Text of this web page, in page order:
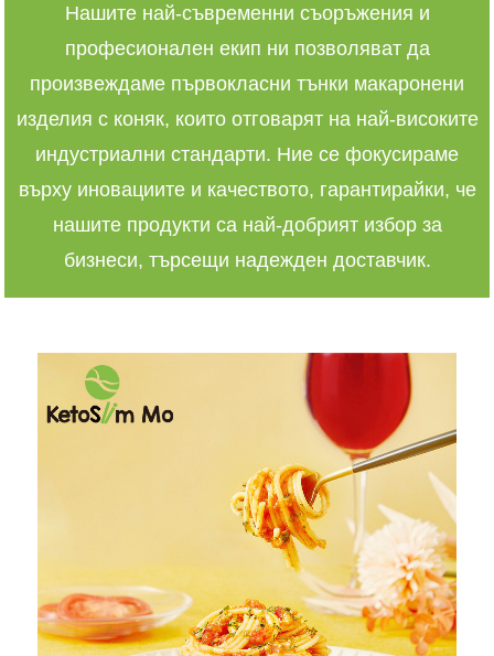
Нашите най-съвременни съоръжения и
професионален екип ни позволяват да
произвеждаме първокласни тънки макаронени
изделия с коняк, които отговарят на най-високите
индустриални стандарти. Ние се фокусираме
върху иновациите и качеството, гарантирайки, че
нашите продукти са най-добрият избор за
бизнеси, търсещи надежден доставчик.